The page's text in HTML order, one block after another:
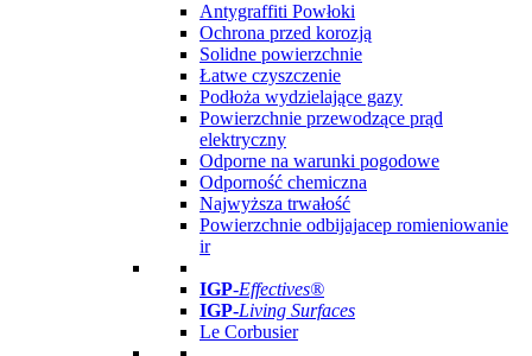
Antygraffiti Powłoki
Ochrona przed korozją
Solidne powierzchnie
Łatwe czyszczenie
Podłoża wydzielające gazy
Powierzchnie przewodzące prąd
elektryczny
Odporne na warunki pogodowe
Odporność chemiczna
Najwyższa trwałość
Powierzchnie odbijajacep romieniowanie
ir
IGP-Effectives®
IGP-Living Surfaces
Le Corbusier